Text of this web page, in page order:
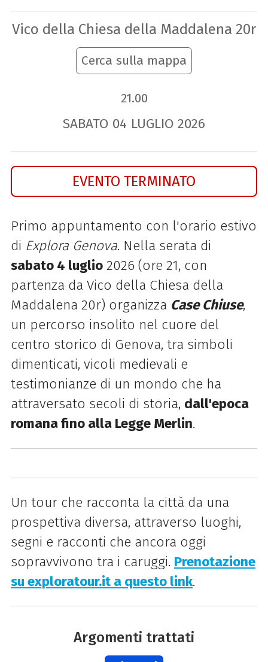
Vico della Chiesa della Maddalena 20r
Cerca sulla mappa
21.00
SABATO 04 LUGLIO 2026
EVENTO TERMINATO
Primo appuntamento con l'orario estivo
di Explora Genova. Nella serata di
sabato 4 luglio2026 (ore 21, con
partenza da Vico della Chiesa della
Maddalena 20r) organizza Case Chiuse,
un percorso insolito nel cuore del
centro storico di Genova, tra simboli
dimenticati, vicoli medievali e
testimonianze di un mondo che ha
attraversato secoli di storia, dall'epoca
romana fino alla Legge Merlin.
Un tour che racconta la città da una
prospettiva diversa, attraverso luoghi,
segni e racconti che ancora oggi
sopravvivono tra i caruggi. Prenotazione
su exploratour.it a questo link.
Argomenti trattati